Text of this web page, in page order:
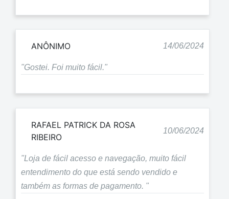
ANÔNIMO 14/06/2024
"Gostei. Foi muito fácil."
RAFAEL PATRICK DA ROSA
RIBEIRO
10/06/2024
"Loja de fácil acesso e navegação, muito fácil
entendimento do que está sendo vendido e
também as formas de pagamento. "